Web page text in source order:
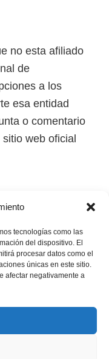
no esta afiliado
de
a los
esa entidad
o comentario
web oficial
registradas, logos
·
tecnologías como las
del dispositivo. El
procesar datos como el
únicas en este sitio.
afectar negativamente a